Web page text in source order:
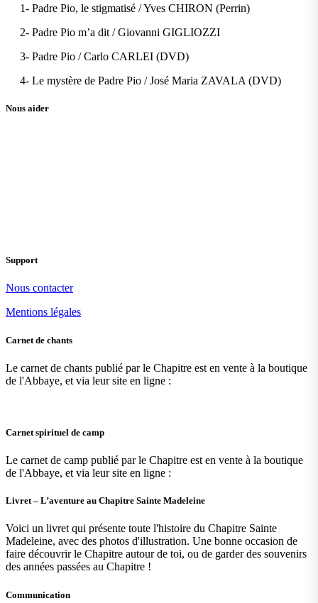
1- Padre Pio, le stigmatisé / Yves CHIRON (Perrin)
2- Padre Pio m’a dit / Giovanni GIGLIOZZI
3- Padre Pio / Carlo CARLEI (DVD)
4- Le mystère de Padre Pio / José Maria ZAVALA (DVD)
Nous aider
Support
Nous contacter
Mentions légales
Carnet de chants
Le carnet de chants publié par le Chapitre est en vente à la boutique
de l'Abbaye, et via leur site en ligne :
Carnet spirituel de camp
Le carnet de camp publié par le Chapitre est en vente à la boutique
de l'Abbaye, et via leur site en ligne :
Livret – L’aventure au Chapitre Sainte Madeleine
Voici un livret qui présente toute l'histoire du Chapitre Sainte
Madeleine, avec des photos d'illustration. Une bonne occasion de
faire découvrir le Chapitre autour de toi, ou de garder des souvenirs
des années passées au Chapitre !
Communication